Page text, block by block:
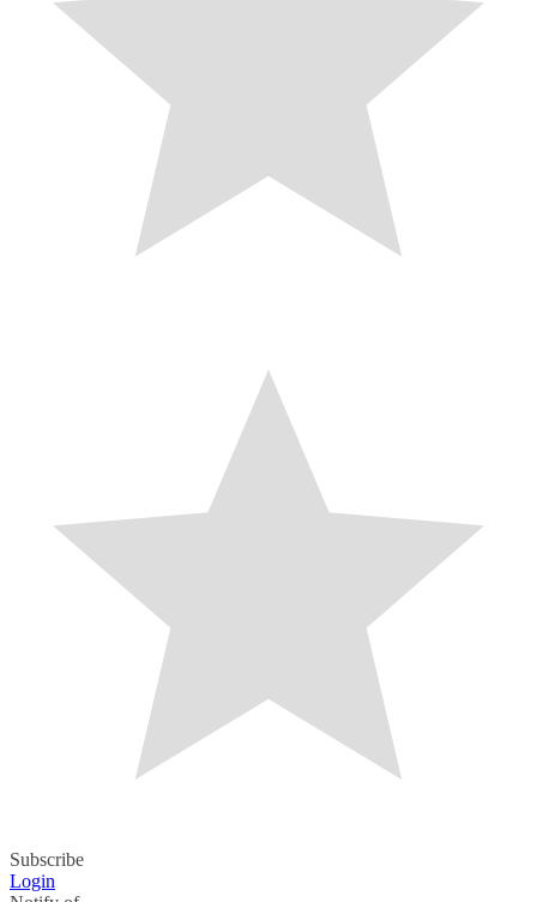
Subscribe
Login